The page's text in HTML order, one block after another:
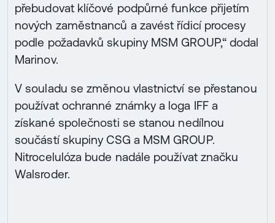
přebudovat klíčové podpůrné funkce přijetím
nových zaměstnanců a zavést řídicí procesy
podle požadavků skupiny MSM GROUP,“ dodal
Marinov.
V souladu se změnou vlastnictví se přestanou
používat ochranné známky a loga IFF a
získané společnosti se stanou nedílnou
součástí skupiny CSG a MSM GROUP.
Nitrocelulóza bude nadále používat značku
Walsroder.